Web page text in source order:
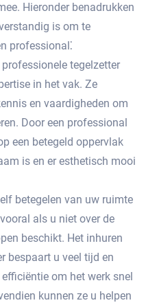
Hieronder benadrukken
is om te
professional⁚
professionele tegelzetter
in het vak.​ Ze
en vaardigheden om
Door een professional
een betegeld oppervlak
is en er esthetisch mooi
betegelen van uw ruimte
als u niet over de
beschikt.​ Het inhuren
bespaart u veel tijd en
om het werk snel
kunnen ze u helpen